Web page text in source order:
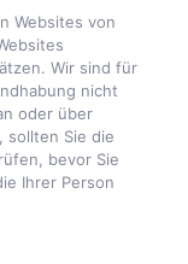
Websites von
Wir sind für
nicht
oder über
sollten Sie die
bevor Sie
Ihrer Person